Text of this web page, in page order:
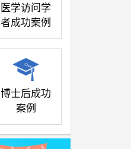
医学访问学
者成功案例
博士后成功
案例